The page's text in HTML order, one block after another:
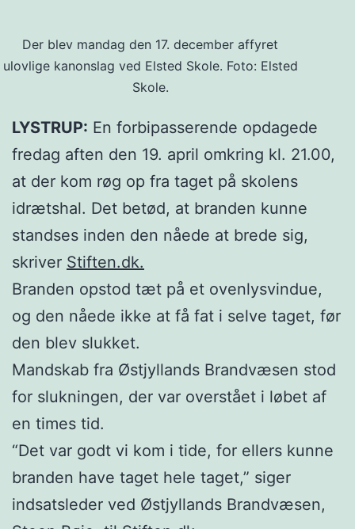
Der blev mandag den 17. december affyret
ulovlige kanonslag ved Elsted Skole. Foto: Elsted
Skole.
LYSTRUP: En forbipasserende opdagede
fredag aften den 19. april omkring kl. 21.00,
at der kom røg op fra taget på skolens
idrætshal. Det betød, at branden kunne
standses inden den nåede at brede sig,
skriver Stiften.dk.
Branden opstod tæt på et ovenlysvindue,
og den nåede ikke at få fat i selve taget, før
den blev slukket.
Mandskab fra Østjyllands Brandvæsen stod
for slukningen, der var overstået i løbet af
en times tid.
“Det var godt vi kom i tide, for ellers kunne
branden have taget hele taget,” siger
indsatsleder ved Østjyllands Brandvæsen,